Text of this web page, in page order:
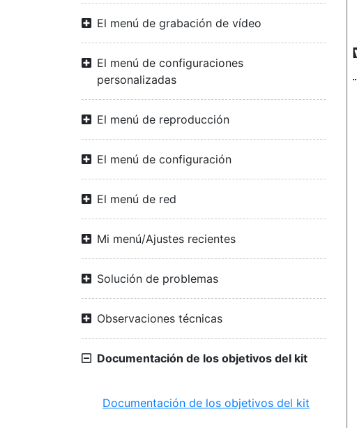
El menú de grabación de vídeo
El menú de configuraciones
personalizadas
El menú de reproducción
El menú de configuración
El menú de red
Mi menú/Ajustes recientes
Solución de problemas
Observaciones técnicas
Documentación de los objetivos del kit
Documentación de los objetivos del kit